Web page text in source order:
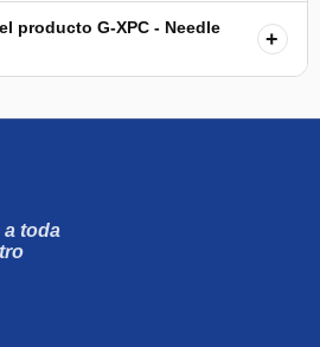
producto G-XPC - Needle
+
toda